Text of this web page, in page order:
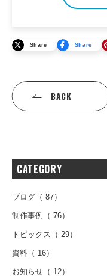
Share Share
BACK
CATEGORY
ブログ （ 87）
制作事例 （ 76）
トピックス （ 29）
資料 （ 16）
お知らせ （ 12）